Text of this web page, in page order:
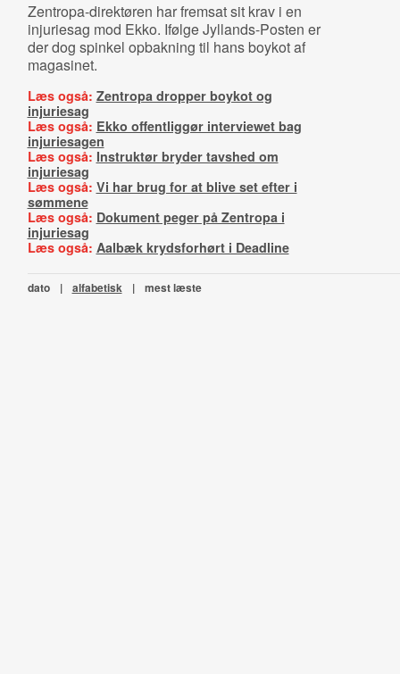
Zentropa-direktøren har fremsat sit krav i en
injuriesag mod Ekko. Ifølge Jyllands-Posten er
der dog spinkel opbakning til hans boykot af
magasinet.
Læs også: Zentropa dropper boykot og
injuriesag
Læs også: Ekko offentliggør interviewet bag
injuriesagen
Læs også: Instruktør bryder tavshed om
injuriesag
Læs også: Vi har brug for at blive set efter i
sømmene
Læs også: Dokument peger på Zentropa i
injuriesag
Læs også: Aalbæk krydsforhørt i Deadline
dato | alfabetisk | mest læste